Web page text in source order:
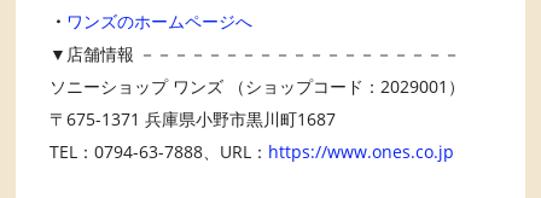
・ ワンズのホームページへ
▼店舗情報 －－－－－－－－－－－－－－－－－－－
ソニーショップ ワンズ （ショップコード：2029001）
〒675-1371 兵庫県小野市黒川町1687
TEL：0794-63-7888、URL： https://www.ones.co.jp